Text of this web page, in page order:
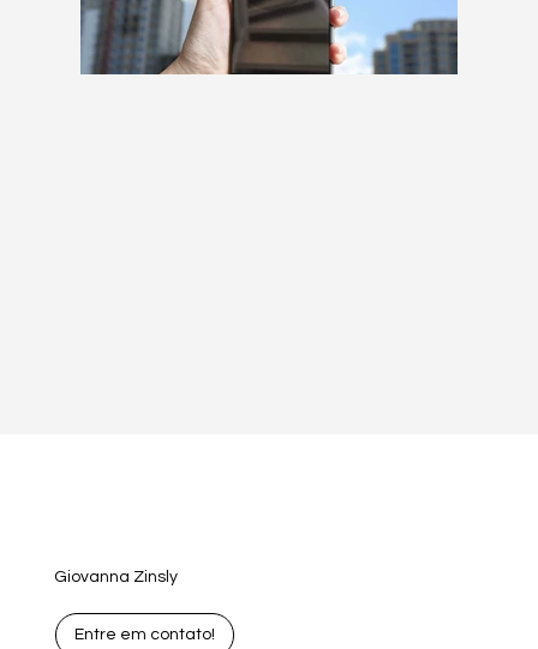
Giovanna Zinsly
Entre em contato!